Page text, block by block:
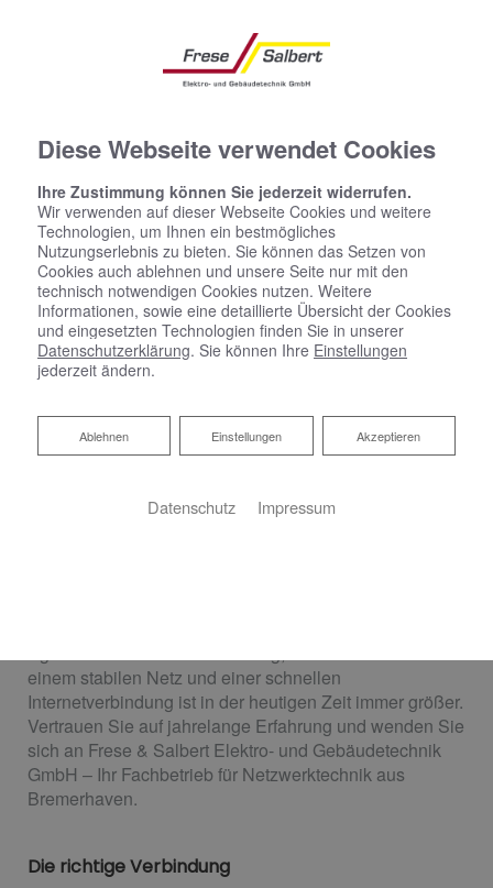
Netzwerktechnik
einem stabilen Netz und einer schnellen
Internetverbindung ist in der heutigen Zeit immer größer.
Vertrauen Sie auf jahrelange Erfahrung und wenden Sie
sich an Frese & Salbert Elektro- und Gebäudetechnik
GmbH – Ihr Fachbetrieb für Netzwerktechnik aus
Bremerhaven.
Die richtige Verbindung
Diese Webseite verwendet Cookies
Ihre Zustimmung können Sie jederzeit widerrufen.
Wir verwenden auf dieser Webseite Cookies und weitere
Technologien, um Ihnen ein bestmögliches
Nutzungserlebnis zu bieten. Sie können das Setzen von
Cookies auch ablehnen und unsere Seite nur mit den
technisch notwendigen Cookies nutzen. Weitere
Informationen, sowie eine detaillierte Übersicht der Cookies
und eingesetzten Technologien finden Sie in unserer
Datenschutzerklärung. Sie können Ihre Einstellungen
jederzeit ändern.
Akzeptieren
Einstellungen
Ablehnen
Ablehnen
Datenschutz Impressum